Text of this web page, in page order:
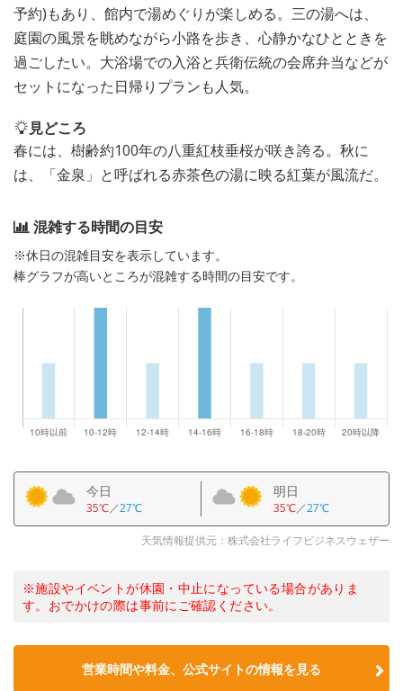
予約)もあり、館内で湯めぐりが楽しめる。三の湯へは、
庭園の風景を眺めながら小路を歩き、心静かなひとときを
過ごしたい。大浴場での入浴と兵衛伝統の会席弁当などが
セットになった日帰りプランも人気。
見どころ
春には、樹齢約100年の八重紅枝垂桜が咲き誇る。秋に
は、「金泉」と呼ばれる赤茶色の湯に映る紅葉が風流だ。
混雑する時間の目安
※休日の混雑目安を表示しています。
棒グラフが高いところが混雑する時間の目安です。
今日
35℃／27℃
明日
35℃／27℃
天気情報提供元：株式会社ライフビジネスウェザー
※施設やイベントが休園・中止になっている場合がありま
す。おでかけの際は事前にご確認ください。
営業時間や料金、公式サイトの情報を見る